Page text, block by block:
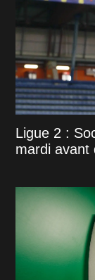
Ligue 2 :
mardi avant